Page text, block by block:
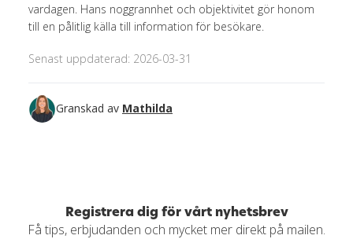
vardagen. Hans noggrannhet och objektivitet gör honom
till en pålitlig källa till information för besökare.
Senast uppdaterad: 2026-03-31
Granskad av Mathilda
Registrera dig för vårt nyhetsbrev
Få tips, erbjudanden och mycket mer direkt på mailen.